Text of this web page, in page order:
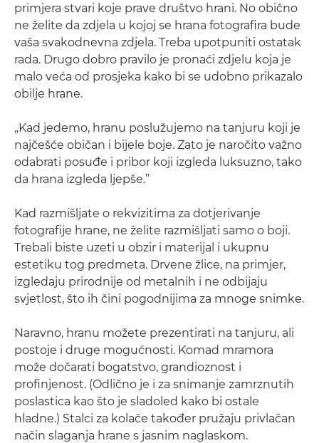
primjera stvari koje prave društvo hrani. No obično
ne želite da zdjela u kojoj se hrana fotografira bude
vaša svakodnevna zdjela. Treba upotpuniti ostatak
rada. Drugo dobro pravilo je pronaći zdjelu koja je
malo veća od prosjeka kako bi se udobno prikazalo
obilje hrane.
„Kad jedemo, hranu poslužujemo na tanjuru koji je
najčešće običan i bijele boje. Zato je naročito važno
odabrati posuđe i pribor koji izgleda luksuzno, tako
da hrana izgleda ljepše.”
Kad razmišljate o rekvizitima za dotjerivanje
fotografije hrane, ne želite razmišljati samo o boji.
Trebali biste uzeti u obzir i materijal i ukupnu
estetiku tog predmeta. Drvene žlice, na primjer,
izgledaju prirodnije od metalnih i ne odbijaju
svjetlost, što ih čini pogodnijima za mnoge snimke.
Naravno, hranu možete prezentirati na tanjuru, ali
postoje i druge mogućnosti. Komad mramora
može dočarati bogatstvo, grandioznost i
profinjenost. (Odlično je i za snimanje zamrznutih
poslastica kao što je sladoled kako bi ostale
hladne.) Stalci za kolače također pružaju privlačan
način slaganja hrane s jasnim naglaskom.